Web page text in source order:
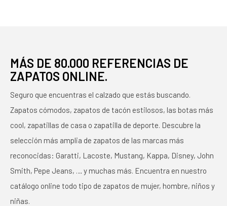
MÁS DE 80.000 REFERENCIAS DE
ZAPATOS ONLINE.
Seguro que encuentras el calzado que estás buscando.
Zapatos cómodos, zapatos de tacón estilosos, las botas más
cool, zapatillas de casa o zapatilla de deporte. Descubre la
selección más amplia de zapatos de las marcas más
reconocidas: Garatti, Lacoste, Mustang, Kappa, Disney, John
Smith, Pepe Jeans, … y muchas más. Encuentra en nuestro
catálogo online todo tipo de zapatos de mujer, hombre, niños y
niñas.